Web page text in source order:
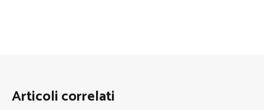
Articoli correlati